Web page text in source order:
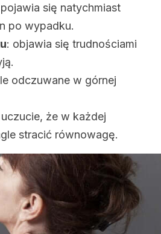
się natychmiast
po wypadku.
: objawia się trudnościami
odczuwane w górnej
że w każdej
stracić równowagę.